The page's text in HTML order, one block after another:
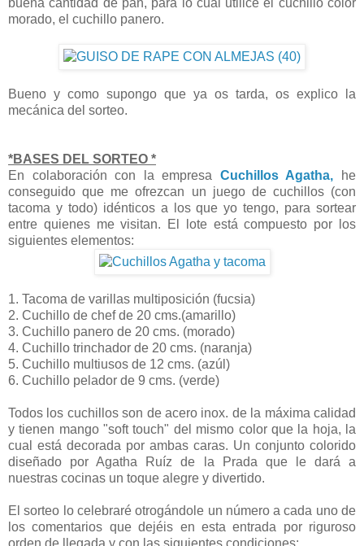
buena cantidad de pan, para lo cual utilicé el cuchillo color
morado, el cuchillo panero.
Bueno y como supongo que ya os tarda, os explico la
mecánica del sorteo.
*BASES DEL SORTEO *
En colaboración con la empresa Cuchillos Agatha, he
conseguido que me ofrezcan un juego de cuchillos (con
tacoma y todo) idénticos a los que yo tengo, para sortear
entre quienes me visitan. El lote está compuesto por los
siguientes elementos:
1. Tacoma de varillas multiposición (fucsia)
2. Cuchillo de chef de 20 cms.(amarillo)
3. Cuchillo panero de 20 cms. (morado)
4. Cuchillo trinchador de 20 cms. (naranja)
5. Cuchillo multiusos de 12 cms. (azúl)
6. Cuchillo pelador de 9 cms. (verde)
Todos los cuchillos son de acero inox. de la máxima calidad
y tienen mango "soft touch" del mismo color que la hoja, la
cual está decorada por ambas caras. Un conjunto colorido
diseñado por Agatha Ruíz de la Prada que le dará a
nuestras cocinas un toque alegre y divertido.
El sorteo lo celebraré otrogándole un número a cada uno de
los comentarios que dejéis en esta entrada por riguroso